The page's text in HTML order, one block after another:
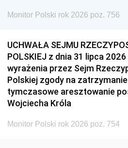
Monitor Polski rok 2026 poz. 756
UCHWAŁA SEJMU
POLSKIEJ z dnia 31 lipca
wyrażenia przez Sejm
Polskiej zgody na
tymczasowe aresztowanie
Wojciecha Króla
Monitor Polski rok 2026 poz. 754